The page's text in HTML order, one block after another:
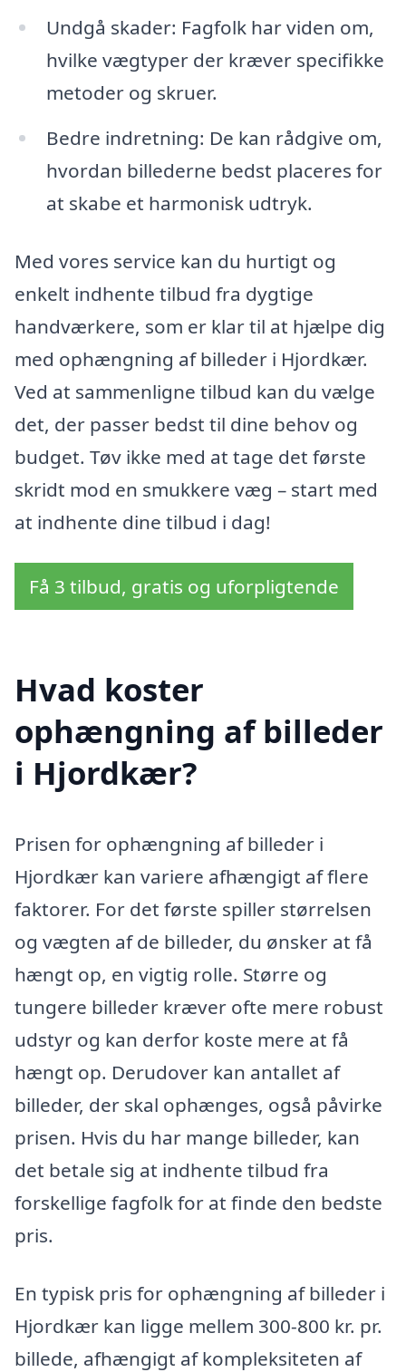
Undgå skader: Fagfolk har viden om,
hvilke vægtyper der kræver specifikke
metoder og skruer.
Bedre indretning: De kan rådgive om,
hvordan billederne bedst placeres for
at skabe et harmonisk udtryk.
Med vores service kan du hurtigt og
enkelt indhente tilbud fra dygtige
handværkere, som er klar til at hjælpe dig
med ophængning af billeder i Hjordkær.
Ved at sammenligne tilbud kan du vælge
det, der passer bedst til dine behov og
budget. Tøv ikke med at tage det første
skridt mod en smukkere væg – start med
at indhente dine tilbud i dag!
Få 3 tilbud, gratis og uforpligtende
Hvad koster
ophængning af billeder
i Hjordkær?
Prisen for ophængning af billeder i
Hjordkær kan variere afhængigt af flere
faktorer. For det første spiller størrelsen
og vægten af de billeder, du ønsker at få
hængt op, en vigtig rolle. Større og
tungere billeder kræver ofte mere robust
udstyr og kan derfor koste mere at få
hængt op. Derudover kan antallet af
billeder, der skal ophænges, også påvirke
prisen. Hvis du har mange billeder, kan
det betale sig at indhente tilbud fra
forskellige fagfolk for at finde den bedste
pris.
En typisk pris for ophængning af billeder i
Hjordkær kan ligge mellem 300-800 kr. pr.
billede, afhængigt af kompleksiteten af